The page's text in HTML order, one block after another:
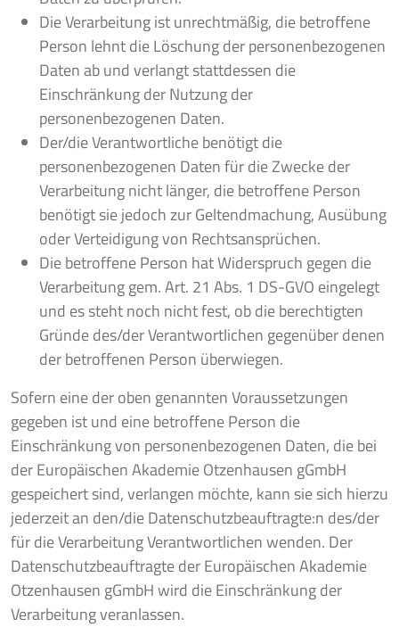
Die Verarbeitung ist unrechtmäßig, die betroffene
Person lehnt die Löschung der personenbezogenen
Daten ab und verlangt stattdessen die
Einschränkung der Nutzung der
personenbezogenen Daten.
Der/die Verantwortliche benötigt die
personenbezogenen Daten für die Zwecke der
Verarbeitung nicht länger, die betroffene Person
benötigt sie jedoch zur Geltendmachung, Ausübung
oder Verteidigung von Rechtsansprüchen.
Die betroffene Person hat Widerspruch gegen die
Verarbeitung gem. Art. 21 Abs. 1 DS-GVO eingelegt
und es steht noch nicht fest, ob die berechtigten
Gründe des/der Verantwortlichen gegenüber denen
der betroffenen Person überwiegen.
Sofern eine der oben genannten Voraussetzungen
gegeben ist und eine betroffene Person die
Einschränkung von personenbezogenen Daten, die bei
der Europäischen Akademie Otzenhausen gGmbH
gespeichert sind, verlangen möchte, kann sie sich hierzu
jederzeit an den/die Datenschutzbeauftragte:n des/der
für die Verarbeitung Verantwortlichen wenden. Der
Datenschutzbeauftragte der Europäischen Akademie
Otzenhausen gGmbH wird die Einschränkung der
Verarbeitung veranlassen.